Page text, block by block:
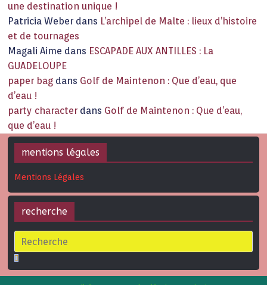
une destination unique !
Patricia Weber dans L’archipel de Malte : lieux d’histoire
et de tournages
Magali Aime dans ESCAPADE AUX ANTILLES : La
GUADELOUPE
paper bag dans Golf de Maintenon : Que d’eau, que
d’eau !
party character dans Golf de Maintenon : Que d’eau,
que d’eau !
mentions légales
Mentions Légales
recherche